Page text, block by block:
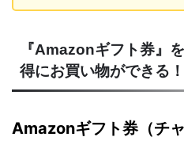
『Amazonギフト券』
得にお買い物ができる！
Amazonギフト券（チャ